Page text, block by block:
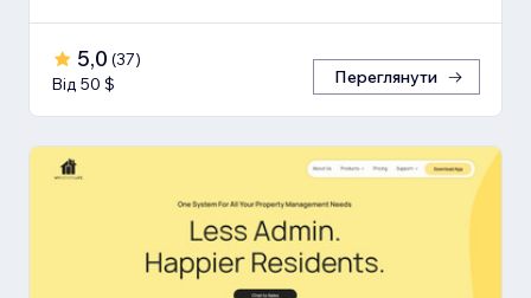
5,0 (37)
Від 50 $
Переглянути